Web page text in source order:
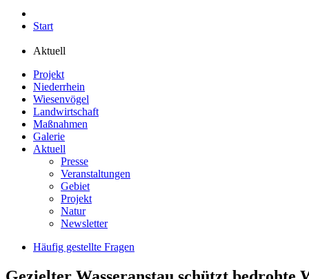
Start
Aktuell
Projekt
Niederrhein
Wiesenvögel
Landwirtschaft
Maßnahmen
Galerie
Aktuell
Presse
Veranstaltungen
Gebiet
Projekt
Natur
Newsletter
Häufig gestellte Fragen